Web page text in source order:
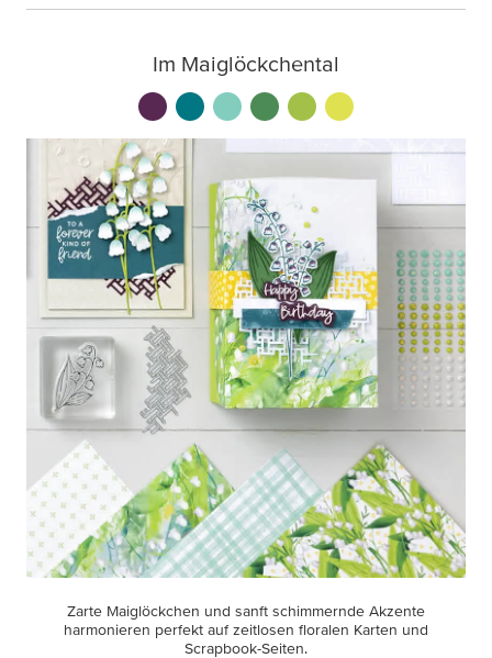
Im Maiglöckchental
Zarte Maiglöckchen und sanft schimmernde Akzente
harmonieren perfekt auf zeitlosen floralen Karten und
Scrapbook-Seiten.